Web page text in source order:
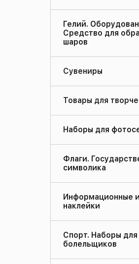
Гелий.
Средство для
шаров
Сувениры
Товары для
Наборы для
Флаги.
символика
Информационные
наклейки
Спорт. Наборы для
болельщиков